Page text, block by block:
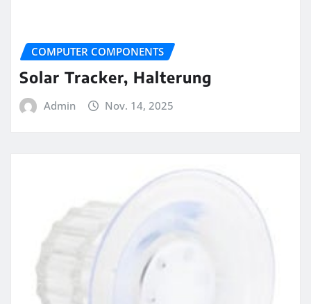
COMPUTER COMPONENTS
Solar Tracker, Halterung
Admin Nov. 14, 2025